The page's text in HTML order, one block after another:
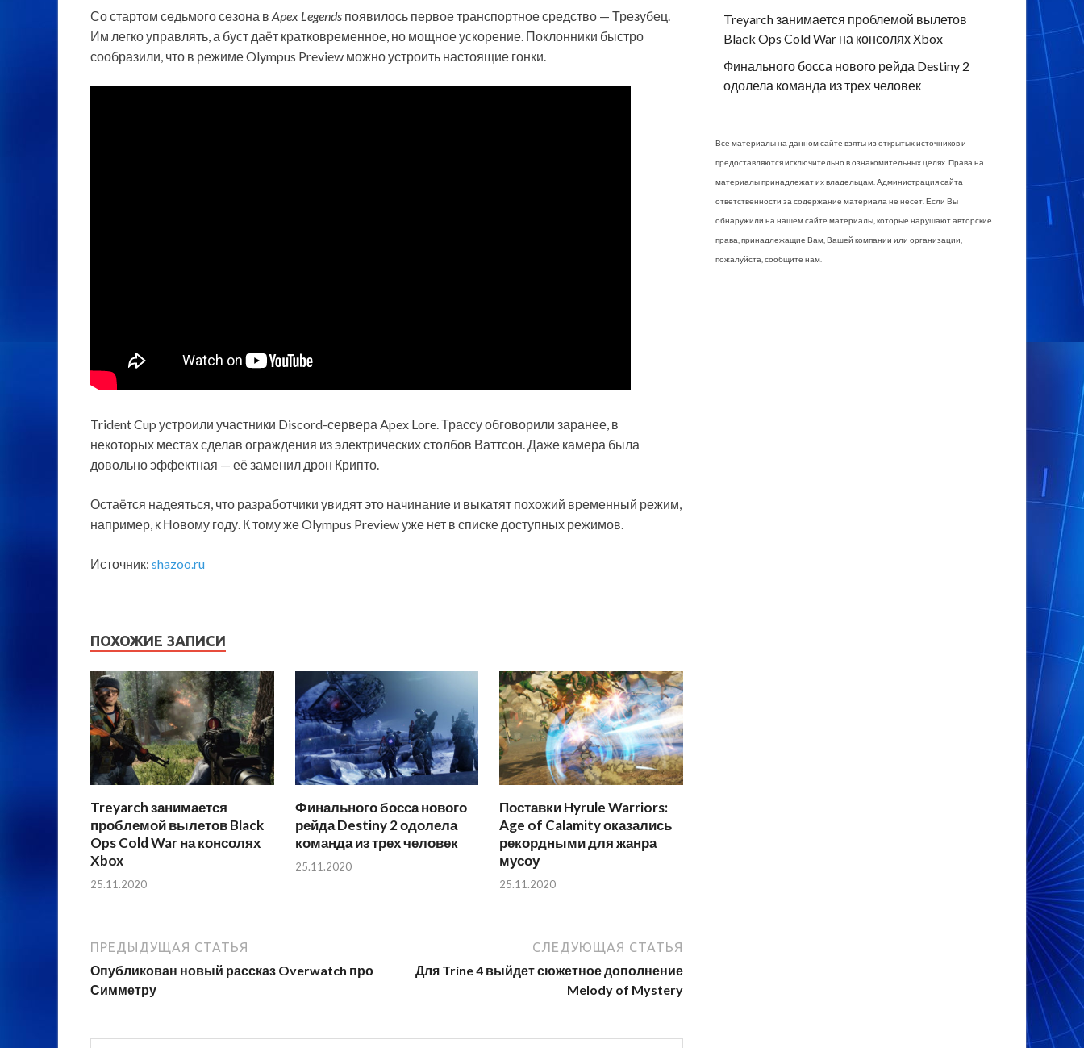
Со стартом седьмого сезона в Apex Legends появилось первое транспортное средство — Трезубец.
Им легко управлять, а буст даёт кратковременное, но мощное ускорение. Поклонники быстро
сообразили, что в режиме Olympus Preview можно устроить настоящие гонки.
Trident Cup устроили участники Discord-сервера Apex Lore. Трассу обговорили заранее, в
некоторых местах сделав ограждения из электрических столбов Ваттсон. Даже камера была
довольно эффектная — её заменил дрон Крипто.
Остаётся надеяться, что разработчики увидят это начинание и выкатят похожий временный режим,
например, к Новому году. К тому же Olympus Preview уже нет в списке доступных режимов.
Источник: shazoo.ru
ПОХОЖИЕ ЗАПИСИ
Treyarch занимается
проблемой вылетов Black
Ops Cold War на консолях
Xbox
25.11.2020
Финального босса нового
рейда Destiny 2 одолела
команда из трех человек
25.11.2020
Поставки Hyrule Warriors:
Age of Calamity оказались
рекордными для жанра
мусоу
25.11.2020
ПРЕДЫДУЩАЯ СТАТЬЯ
Опубликован новый рассказ Overwatch про
Симметру
СЛЕДУЮЩАЯ СТАТЬЯ
Для Trine 4 выйдет сюжетное дополнение
Melody of Mystery
Treyarch занимается проблемой вылетов
Black Ops Cold War на консолях Xbox
Финального босса нового рейда Destiny 2
одолела команда из трех человек
Все материалы на данном сайте взяты из открытых источников и
предоставляются исключительно в ознакомительных целях. Права на
материалы принадлежат их владельцам. Администрация сайта
ответственности за содержание материала не несет. Если Вы
обнаружили на нашем сайте материалы, которые нарушают авторские
права, принадлежащие Вам, Вашей компании или организации,
пожалуйста, сообщите нам.